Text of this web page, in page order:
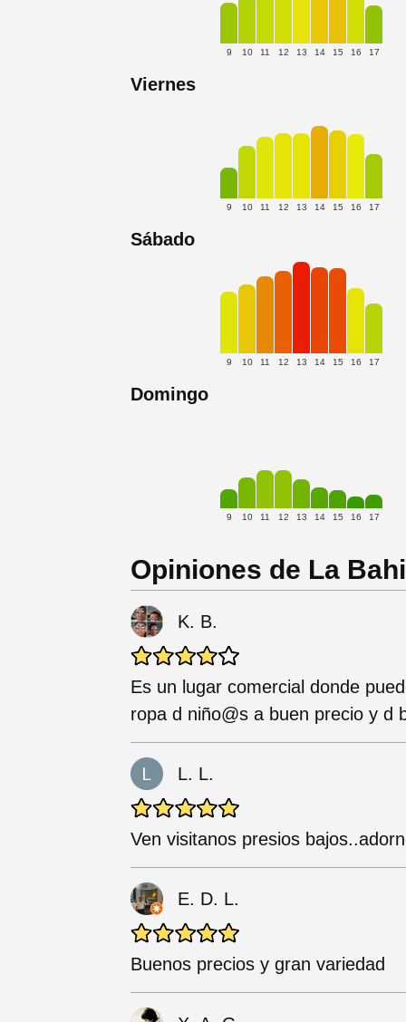
9 10 11 12 13 14 15 16 17
Viernes
9 10 11 12 13 14 15 16 17
Sábado
9 10 11 12 13 14 15 16 17
Domingo
9 10 11 12 13 14 15 16 17
Opiniones de La
K. B.
Es un lugar comercial donde
ropa d niño@s a buen precio y d
L. L.
Ven visitanos presios
E. D. L.
Buenos precios y gran variedad